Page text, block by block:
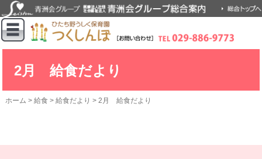
2月 給食だより
ホーム >給食 >給食だより >2月 給食だより